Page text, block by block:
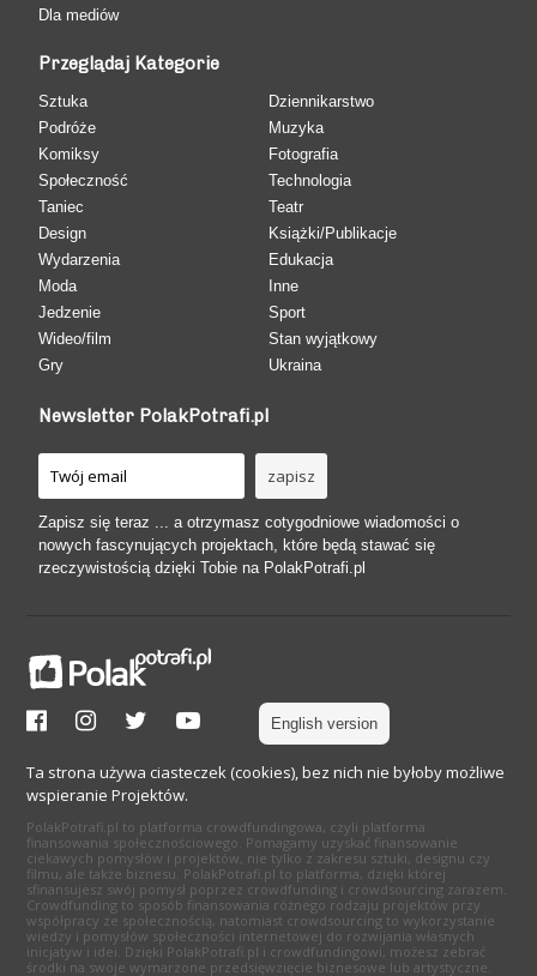
Dla mediów
Przeglądaj Kategorie
Sztuka
Podróże
Komiksy
Społeczność
Taniec
Design
Wydarzenia
Moda
Jedzenie
Wideo/film
Gry
Dziennikarstwo
Muzyka
Fotografia
Technologia
Teatr
Książki/Publikacje
Edukacja
Inne
Sport
Stan wyjątkowy
Ukraina
Newsletter PolakPotrafi.pl
Zapisz się teraz ... a otrzymasz cotygodniowe wiadomości o
nowych fascynujących projektach, które będą stawać się
rzeczywistością dzięki Tobie na PolakPotrafi.pl
English version
Ta strona używa ciasteczek (cookies), bez nich nie byłoby możliwe
wspieranie Projektów.
PolakPotrafi.pl to platforma crowdfundingowa, czyli platforma
finansowania społecznościowego. Pomagamy uzyskać finansowanie
ciekawych pomysłów i projektów, nie tylko z zakresu sztuki, designu czy
filmu, ale także biznesu. PolakPotrafi.pl to platforma, dzięki której
sfinansujesz swój pomysł poprzez crowdfunding i crowdsourcing zarazem.
Crowdfunding to sposób finansowania różnego rodzaju projektów przy
współpracy ze społecznością, natomiast crowdsourcing to wykorzystanie
wiedzy i pomysłów społeczności internetowej do rozwijania własnych
inicjatyw i idei. Dzięki PolakPotrafi.pl i crowdfundingowi, możesz zebrać
środki na swoje wymarzone przedsięwzięcie biznesowe lub artystyczne.